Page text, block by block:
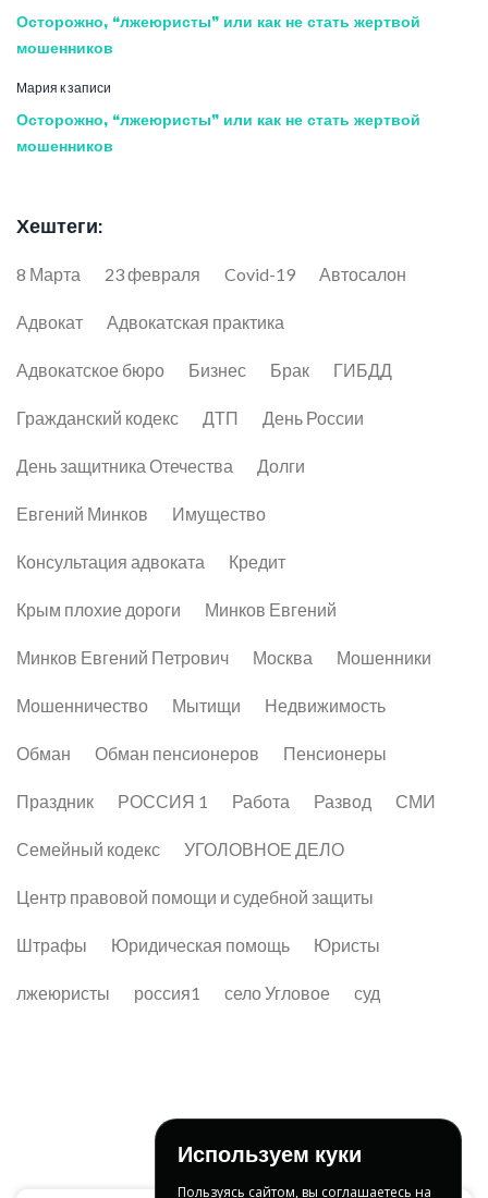
Осторожно, “лжеюристы” или как не стать жертвой
мошенников
Мария к записи
Осторожно, “лжеюристы” или как не стать жертвой
мошенников
Хештеги:
8 Марта 23 февраля Covid-19 Автосалон
Адвокат Адвокатская практика
Адвокатское бюро Бизнес Брак ГИБДД
Гражданский кодекс ДТП День России
День защитника Отечества Долги
Евгений Минков Имущество
Консультация адвоката Кредит
Крым плохие дороги Минков Евгений
Минков Евгений Петрович Москва Мошенники
Мошенничество Мытищи Недвижимость
Обман Обман пенсионеров Пенсионеры
Праздник РОССИЯ 1 Работа Развод СМИ
Семейный кодекс УГОЛОВНОЕ ДЕЛО
Центр правовой помощи и судебной защиты
Штрафы Юридическая помощь Юристы
лжеюристы россия1 село Угловое суд
Используем куки
Пользуясь сайтом, вы соглашаетесь на